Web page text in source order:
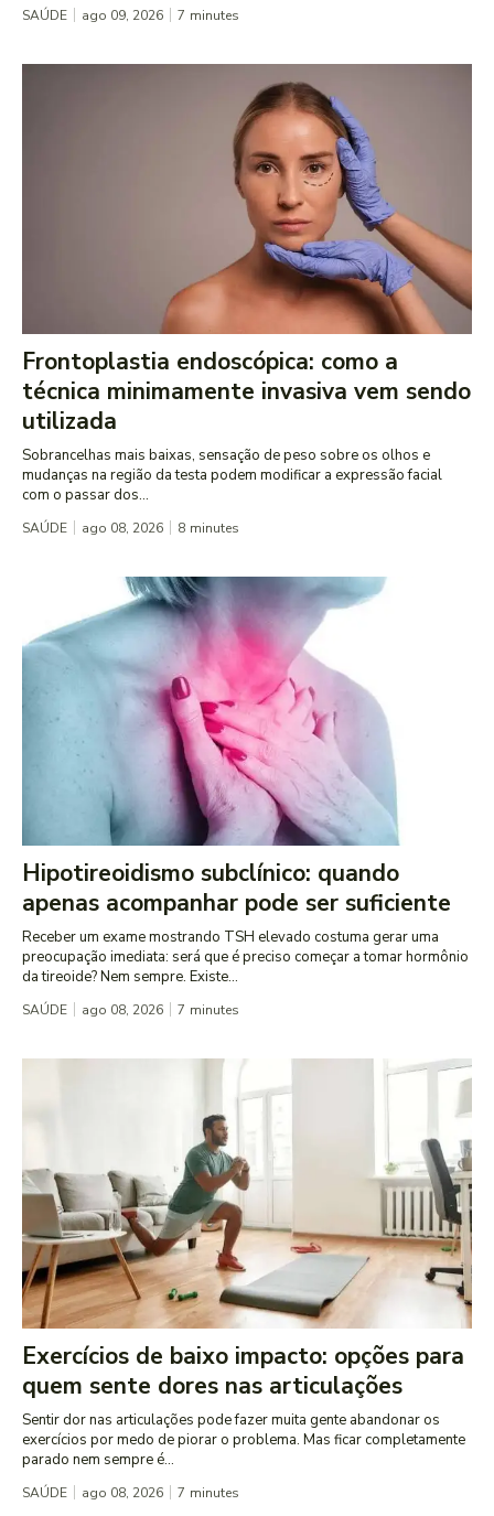
SAÚDE ago 09, 2026 7 minutes
Frontoplastia endoscópica: como a
técnica minimamente invasiva vem sendo
utilizada
Sobrancelhas mais baixas, sensação de peso sobre os olhos e
mudanças na região da testa podem modificar a expressão facial
com o passar dos...
SAÚDE ago 08, 2026 8 minutes
Hipotireoidismo subclínico: quando
apenas acompanhar pode ser suficiente
Receber um exame mostrando TSH elevado costuma gerar uma
preocupação imediata: será que é preciso começar a tomar hormônio
da tireoide? Nem sempre. Existe...
SAÚDE ago 08, 2026 7 minutes
Exercícios de baixo impacto: opções para
quem sente dores nas articulações
Sentir dor nas articulações pode fazer muita gente abandonar os
exercícios por medo de piorar o problema. Mas ficar completamente
parado nem sempre é...
SAÚDE ago 08, 2026 7 minutes